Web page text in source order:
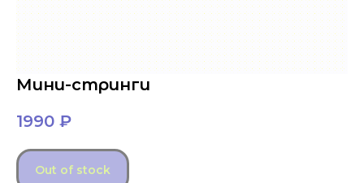
Мини-стринги
1990 ₽
Out of stock